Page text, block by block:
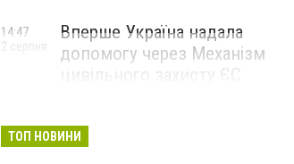
Вперше Україна надала
допомогу через Механізм
цивільного захисту ЄС
14:47
2 серпня
ТОП НОВИНИ